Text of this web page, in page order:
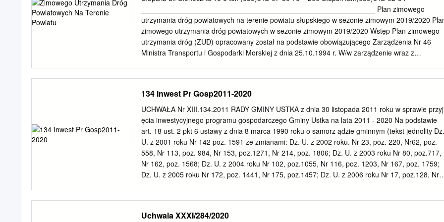
września 2017 r. do dnia 31 sierpnia 2019 r. Adres siedziby L.p. Nazwa Szkoły Granice obwodu
szkoły na: szkoły, adresy ewentualnych innych lokalizacji prowadzenia zajęć dydaktycznych, Rok
szkolny 2017/2018 Rok szkolny 2018/2019 wychowawczych i opiekuńczych 1. Publiczna Szkoła
76 – 270 Ustka, Miejscowości w granicach Miejscowości w granicach Podstawowa im. Charnowo
55 Ziemi Usteckiej administracyjnych Gminy Ustka: administracyjnych
___________________________________________________________ Plan zimowego
utrzymania dróg powiatowych na terenie powiatu słupskiego w sezonie zimowym 2019/2020
zimowego utrzymania dróg powiatowych w sezonie zimowym 2019/2020 Wstęp Plan zimowego
utrzymania dróg (ZUD) opracowany został na podstawie obowiązującego Zarządzenia Nr 46
Ministra Transportu i Gospodarki Morskiej z dnia 25.10.1994 r. W/w zarządzenie wraz z
możliwości sprzętowe. Podział na standardy i technologia zimowego utrzymania Podobnie jak w
poprzednich sezonach zimowych w planie zimowego utrzymania dróg na rok 2019/2020 zostały
ujęte wszystkie drogi po których odbywa się regularna komunikacja autobusowa lub dowóz
do szkół, o łącznej długości 605,20 km zostały zakwalifikowane do jednego z sześciu
zimowego utrzymania: Z tego Łączna długość STANDARD Długość Długość likwidacji [km]
odśnieżania [km] śliskości [km] III 4,50 4,50 4,50 IV 91,40 91,40 56,60 V 240,50 240,50 102,10
VI 268,80 268,80 74,80 Razem: 605,20 605,20 238,00 Na pozostałych drogach prowadzona jest
akcja zimowego utrzymania dróg w razie konieczności. Na odcinkach dróg najbardziej
śniegu Od stwierdzenia występowania zjawisk 1.
134 Inwest Pr Gosp2011-2020
UCHWAŁA Nr XIII.134.2011 RADY GMINY USTKA z dnia 30 listopada 2011 roku w sprawie przyj
ęcia inwestycyjnego programu gospodarczego Gminy Ustka na lata 2011 - 2020 Na podstawie
art. 18 ust. 2 pkt 6 ustawy z dnia 8 marca 1990 roku o samorz ądzie gminnym (tekst jednolity Dz.
U. z 2001 roku Nr 142 poz. 1591 ze zmianami: Dz. U. z 2002 roku. Nr 23, poz. 220, Nr62, poz.
558, Nr 113, poz. 984, Nr 153, poz.1271, Nr 214, poz. 1806; Dz. U. z 2003 roku Nr 80, poz.717,
Nr 162, poz. 1568; Dz. U. z 2004 roku Nr 102, poz.1055, Nr 116, poz. 1203, Nr 167, poz. 1759;
Dz. U. z 2005 roku Nr 172, poz. 1441, Nr 175, poz.1457; Dz. U. z 2006 roku Nr 17, poz.128, Nr
2011 roku Nr 21, poz. 113, Nr 117, poz. 679, Nr 134, poz. 777, Nr 217, poz. 1281) Rada Gminy
Uchwala XXXI/284/2020